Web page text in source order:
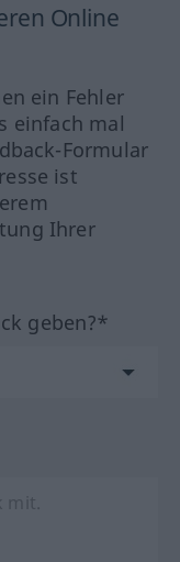
Online
ein Fehler
einfach mal
Formular
ist
Ihrer
geben?*